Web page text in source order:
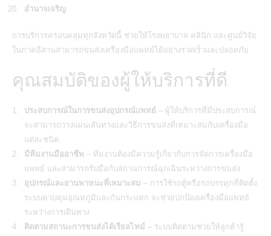
อำนาจเจริญ
การบริการครอบคลุมทุกจังหวัดนี้ ช่วยให้โรงพยาบาล คลินิก และศูนย์วิจัย
ในภาคอีสานสามารถขนส่งเครื่องมือแพทย์ ได้อย่างรวดเร็วและปลอดภัย
คุณสมบัติของผู้ให้บริการที่ดี
ประสบการณ์ในการขนส่งอุปกรณ์แพทย์ – ผู้ให้บริการที่มีประสบการณ์
จะสามารถวางแผนเส้นทางและวิธีการขนส่งที่เหมาะสมกับเครื่องมือ
แต่ละชนิด
มีทีมงานมืออาชีพ – ทีมงานต้องมีความรู้เกี่ยวกับการจัดการเครื่องมือ
แพทย์ และสามารถรับมือกับสถานการณ์ฉุกเฉินระหว่างการขนส่ง
อุปกรณ์และยานพาหนะที่เหมาะสม – การใช้รถตู้หรือรถบรรทุกที่ติดตั้ง
ระบบควบคุมอุณหภูมิและกันกระแทก จะช่วยปกป้องเครื่องมือแพทย์
ระหว่างการเดินทาง
ติดตามสถานะการขนส่งได้เรียลไทม์ – ระบบติดตามช่วยให้ลูกค้ารู้